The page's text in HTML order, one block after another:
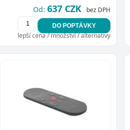
Od: 637 CZK bez DPH
DO POPTÁVKY
lepší cena / množství / alternativy